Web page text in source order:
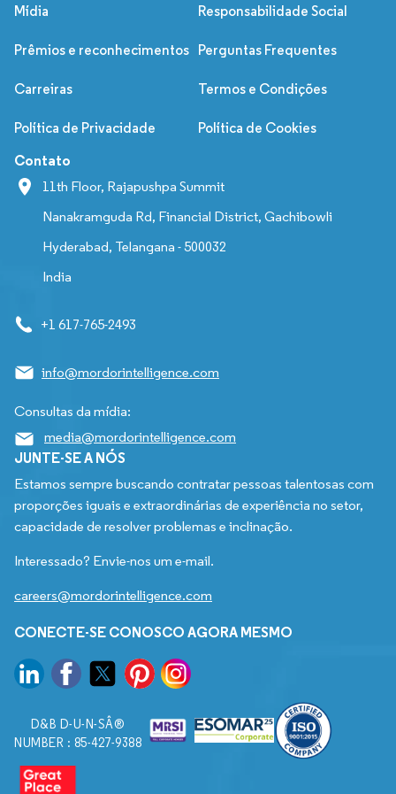
Mídia Responsabilidade Social
Prêmios e reconhecimentos Perguntas Frequentes
Carreiras Termos e Condições
Política de Privacidade Política de Cookies
Contato
11th Floor, Rajapushpa Summit
Nanakramguda Rd, Financial District, Gachibowli
Hyderabad, Telangana - 500032
India
+1 617-765-2493
info@mordorintelligence.com
Consultas da mídia:
media@mordorintelligence.com
JUNTE-SE A NÓS
Estamos sempre buscando contratar pessoas talentosas com
proporções iguais e extraordinárias de experiência no setor,
capacidade de resolver problemas e inclinação.
Interessado? Envie-nos um e-mail.
careers@mordorintelligence.com
CONECTE-SE CONOSCO AGORA MESMO
D&B D-U-N-SÂ®
NUMBER : 85-427-9388